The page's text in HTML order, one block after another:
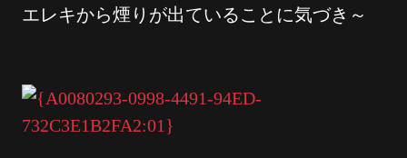
エレキから煙りが出ていることに気づき～